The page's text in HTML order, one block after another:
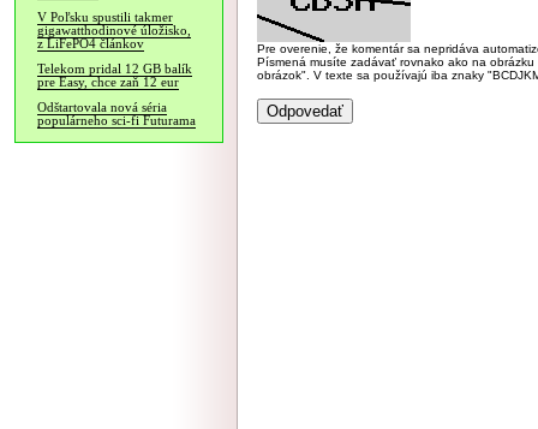
V Poľsku spustili takmer
gigawatthodinové úložisko,
z LiFePO4 článkov
Telekom pridal 12 GB balík
pre Easy, chce zaň 12 eur
Odštartovala nová séria
populárneho sci-fi Futurama
Pre overenie, že komentár sa nepridáva
Písmená musíte zadávať rovnako ako na
obrázok". V texte sa používajú iba znaky